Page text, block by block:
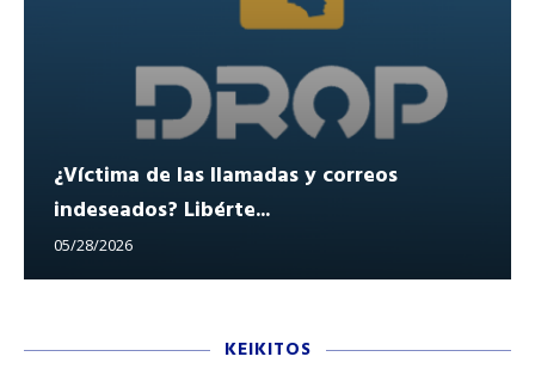
¿Víctima de las llamadas y correos
indeseados? Libérte...
05/28/2026
KEIKITOS